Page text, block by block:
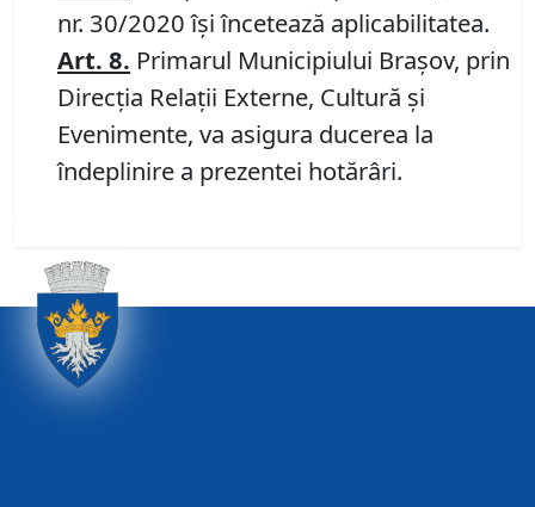
nr. 30/2020 își încetează aplicabilitatea.
Art. 8. Primarul Municipiului Brașov, prin
Direcția Relații Externe, Cultură și
Evenimente, va asigura ducerea la
îndeplinire a prezentei hotărâri.